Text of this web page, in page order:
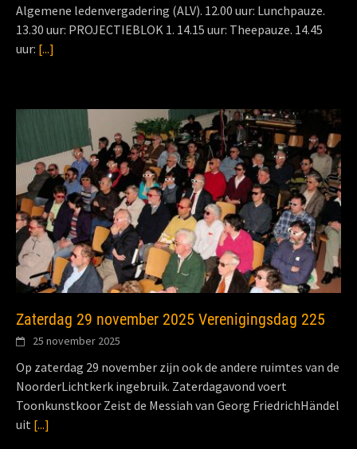
Algemene ledenvergadering (ALV). 12.00 uur: Lunchpauze.
13.30 uur: PROJECTIEBLOK 1. 14.15 uur: Theepauze. 14.45
uur: [...]
Zaterdag 29 november 2025 Verenigingsdag 225
25 november 2025
Op zaterdag 29 november zijn ook de andere ruimtes van de
NoorderLichtkerk ingebruik. Zaterdagavond voert
Toonkunstkoor Zeist de Messiah van Georg FriedrichHändel
uit [...]